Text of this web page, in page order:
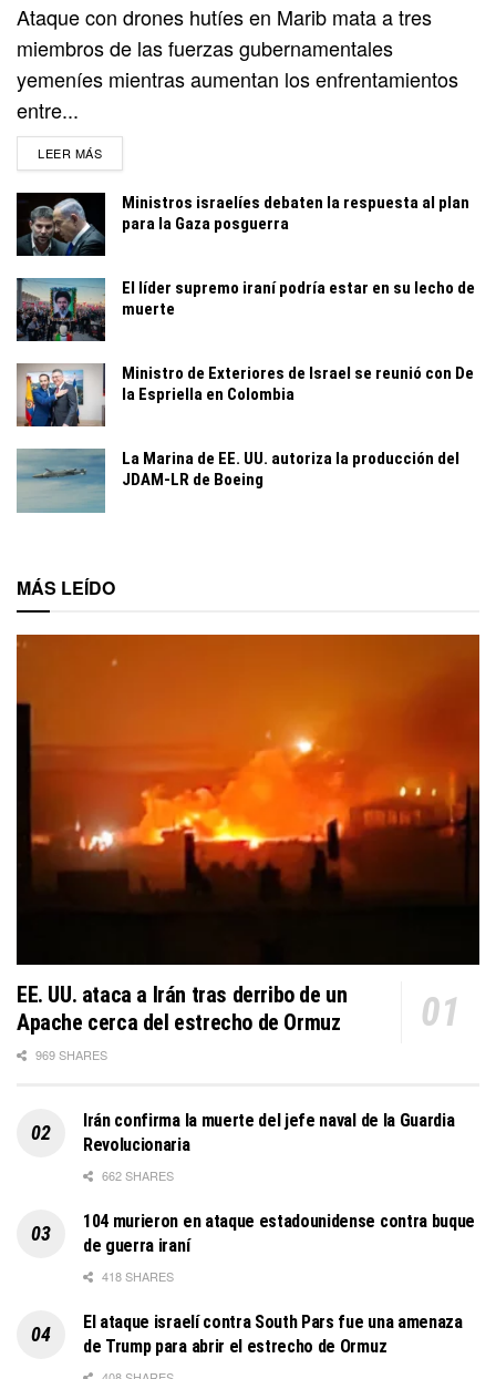
Ataque con drones hutíes en Marib mata a tres
miembros de las fuerzas gubernamentales
yemeníes mientras aumentan los enfrentamientos
entre...
LEER MÁSDETAILS
Ministros israelíes debaten la respuesta al plan
para la Gaza posguerra
El líder supremo iraní podría estar en su lecho de
muerte
Ministro de Exteriores de Israel se reunió con De
la Espriella en Colombia
La Marina de EE. UU. autoriza la producción del
JDAM-LR de Boeing
MÁS LEÍDO
EE. UU. ataca a Irán tras derribo de un
Apache cerca del estrecho de Ormuz
969 SHARES
Irán confirma la muerte del jefe naval de la Guardia
Revolucionaria
662 SHARES
104 murieron en ataque estadounidense contra buque
de guerra iraní
418 SHARES
El ataque israelí contra South Pars fue una amenaza
de Trump para abrir el estrecho de Ormuz